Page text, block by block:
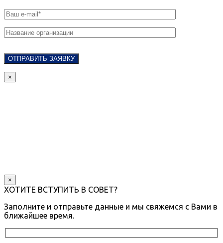
×
×
ХОТИТЕ ВСТУПИТЬ В СОВЕТ?
Заполните и отправьте данные и мы свяжемся с Вами в
ближайшее время.